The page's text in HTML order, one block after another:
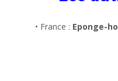
• France : Eponge-